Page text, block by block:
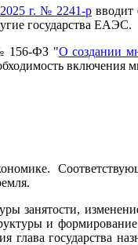
2025 г. № 2241-р вводит
государства ЕАЭС.
№ 156-ФЗ "О создании
включения
занятости,
и
государства